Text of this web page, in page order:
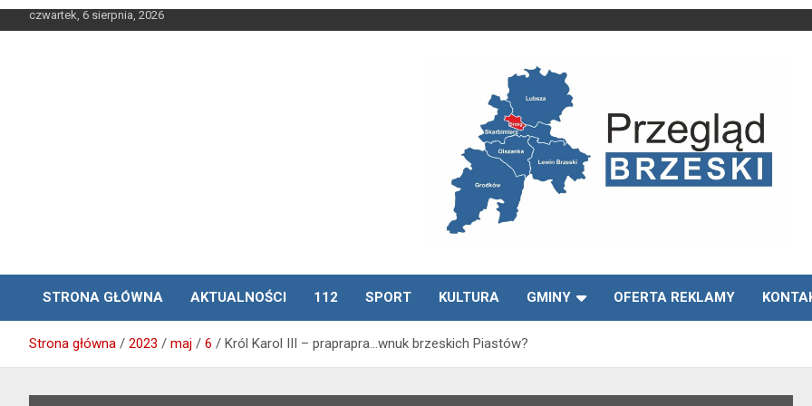
Skip
to
czwartek, 6 sierpnia, 2026
Przegląd Brzeski –
wiadomości Brzeg
Brzeg24
STRONA GŁÓWNA
AKTUALNOŚCI 112 SPORT KULTURA GMINY OFERTA REKLAMY
Strona główna 2023 maj 6 Król Karol III – praprapra…wnuk brzeskich Piastów?